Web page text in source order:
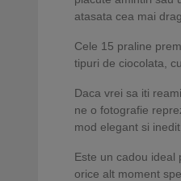
atasata cea mai
Cele 15 praline
tipuri de ciocolata,
Daca vrei sa iti
ne o fotografie
mod elegant si
Este un cadou ideal
orice alt moment